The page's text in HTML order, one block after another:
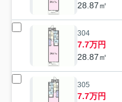
28.87㎡
304
7.7万円
28.87㎡
305
7.7万円